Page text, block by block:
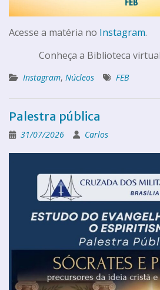
Acesse a matéria no Instagram.
Conheça a Biblioteca
Instagram, Núcleos FEB
Palestra pública
31/07/2026 Carlos